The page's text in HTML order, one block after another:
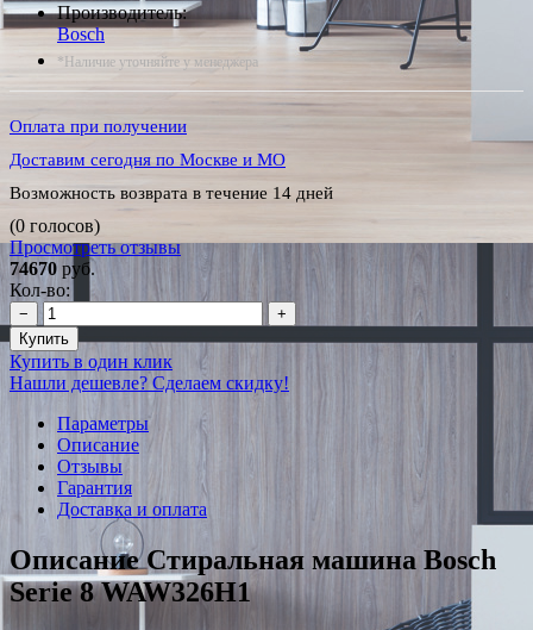
Производитель:
Bosch
*Наличие уточняйте у менеджера
Оплата при получении
Доставим сегодня по Москве и МО
Возможность возврата в течение 14 дней
(0 голосов)
Просмотреть отзывы
74670 руб.
Кол-во:
−
+
Купить
Купить в один клик
Нашли дешевле? Сделаем скидку!
Параметры
Описание
Отзывы
Гарантия
Доставка и оплата
Описание Стиральная машина Bosch
Serie 8 WAW326H1